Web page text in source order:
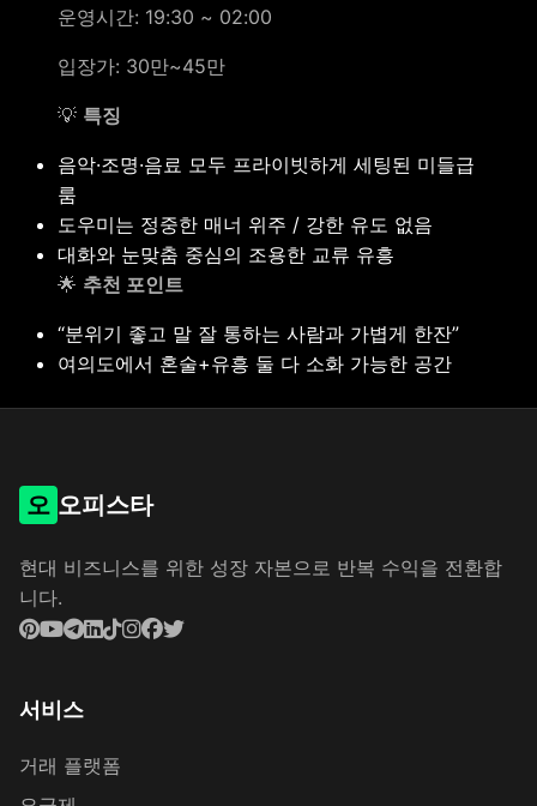
운영시간: 19:30 ~ 02:00
입장가: 30만~45만
💡 특징
음악·조명·음료 모두 프라이빗하게 세팅된 미들급
룸
도우미는 정중한 매너 위주 / 강한 유도 없음
대화와 눈맞춤 중심의 조용한 교류 유흥
🌟 추천 포인트
“분위기 좋고 말 잘 통하는 사람과 가볍게 한잔”
여의도에서 혼술+유흥 둘 다 소화 가능한 공간
오 오피스타
현대 비즈니스를 위한 성장 자본으로 반복 수익을 전환합
니다.
서비스
거래 플랫폼